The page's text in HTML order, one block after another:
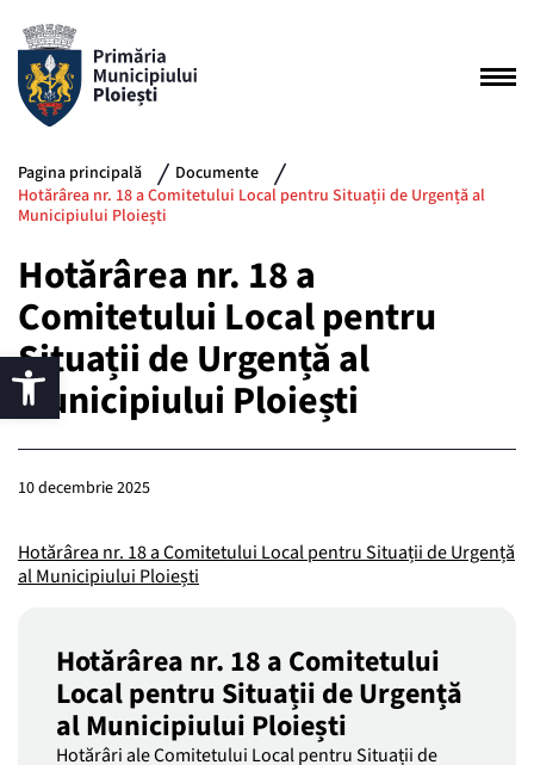
Pagina principală
Documente
Hotărârea nr. 18 a Comitetului Local pentru Situații de Urgență al
Municipiului Ploiești
Hotărârea nr. 18 a
Comitetului Local pentru
Situații de Urgență al
Municipiului Ploiești
10 decembrie 2025
Hotărârea nr. 18 a Comitetului Local pentru Situații de Urgență
al Municipiului Ploiești
Hotărârea nr. 18 a Comitetului
Local pentru Situații de Urgență
al Municipiului Ploiești
Hotărâri ale Comitetului Local pentru Situații de